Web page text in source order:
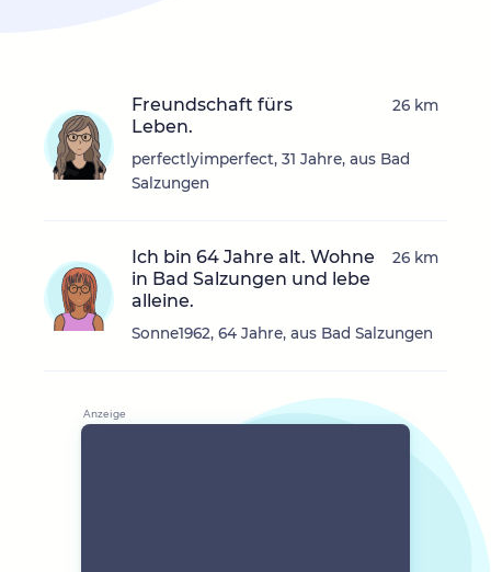
Freundschaft fürs
Leben.
perfectlyimperfect, 31 Jahre, aus Bad
Salzungen
26 km
Ich bin 64 Jahre alt. Wohne
in Bad Salzungen und lebe
alleine.
Sonne1962, 64 Jahre, aus Bad Salzungen
26 km